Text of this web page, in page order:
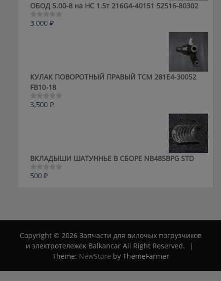
ОБОД 5.00-8 на HC 1.5т 216G4-40151 52516-80302
Оценка
3,000 ₽
КУЛАК ПОВОРОТНЫЙ ПРАВЫЙ ТСМ 281E4-30052
FB10-18
Оценка
3,500 ₽
ВКЛАДЫШИ ШАТУННЬЕ В СБОРЕ NB485BPG STD
Оценка
500 ₽
Copyright © 2026 Запчасти для вилочых погрузчиков
и электротележек Balkancar All Right Reserved.
|
Theme: NewStore by ThemeFarmer